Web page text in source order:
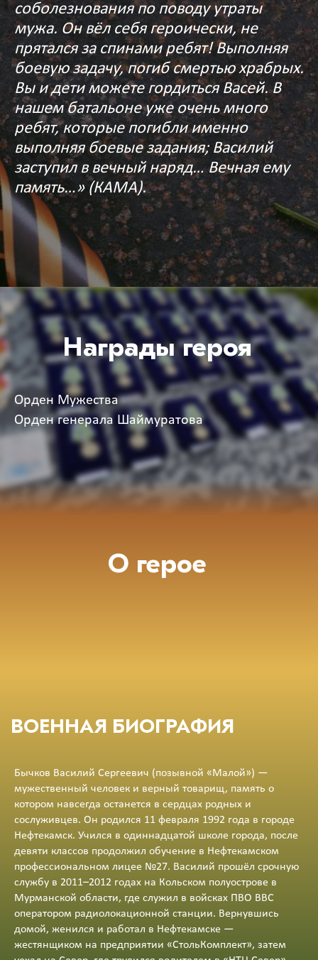
соболезнования по поводу утраты
мужа. Он вёл себя героически, не
прятался за спинами ребят! Выполняя
боевую задачу, погиб смертью храбрых.
Вы и дети можете гордиться Васей. В
нашем батальоне уже очень много
ребят, которые погибли именно
выполняя боевые задания; Василий
заступил в вечный наряд… Вечная ему
память…» (КАМА).
Награды героя
Орден Мужества
Орден генерала Шаймуратова
О герое
ВОЕННАЯ БИОГРАФИЯ
Бычков Василий Сергеевич (позывной «Малой») —
мужественный человек и верный товарищ, память о
котором навсегда останется в сердцах родных и
сослуживцев. Он родился 11 февраля 1992 года в городе
Нефтекамск. Учился в одиннадцатой школе города, после
девяти классов продолжил обучение в Нефтекамском
профессиональном лицее №27. Василий прошёл срочную
службу в 2011–2012 годах на Кольском полуострове в
Мурманской области, где служил в войсках ПВО ВВС
оператором радиолокационной станции. Вернувшись
домой, женился и работал в Нефтекамске —
жестянщиком на предприятии «СтольКомплект», затем